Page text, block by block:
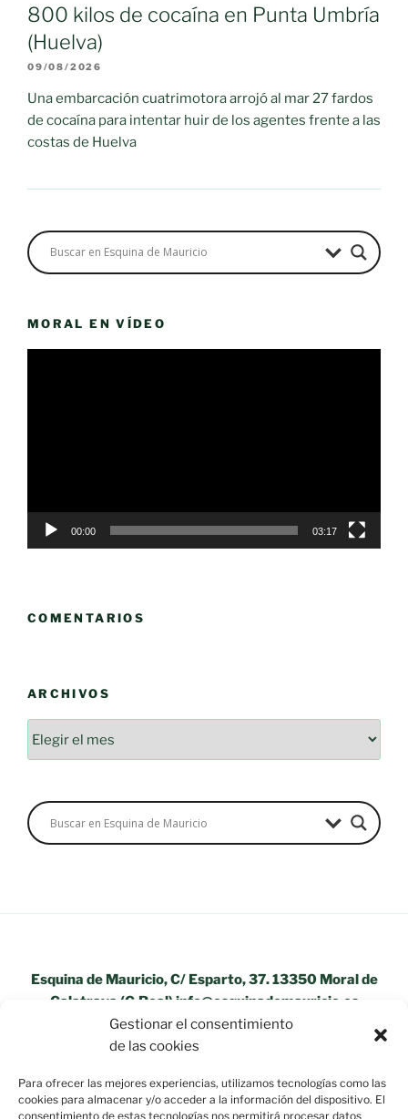
Gestionar el consentimiento
de las cookies
Para ofrecer las mejores experiencias, utilizamos tecnologías como las
cookies para almacenar y/o acceder a la información del dispositivo. El
consentimiento de estas tecnologías nos permitirá procesar datos
800 kilos de cocaína en Punta Umbría
(Huelva)
09/08/2026
Una embarcación cuatrimotora arrojó al mar 27 fardos
de cocaína para intentar huir de los agentes frente a las
costas de Huelva
MORAL EN VÍDEO
00:00 03:17
COMENTARIOS
ARCHIVOS
Esquina de Mauricio, C/ Esparto, 37. 13350 Moral de
Calatrava (C.Real) info@esquinademauricio.es
«Aviso Legal»